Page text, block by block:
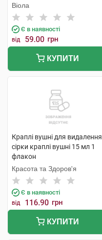
Віола
Є в наявності
від 59.00 грн
КУПИТИ
Краплі вушні для видалення
сірки краплі вушні 15 мл 1
флакон
Красота та Здоров'я
Є в наявності
від 116.90 грн
КУПИТИ